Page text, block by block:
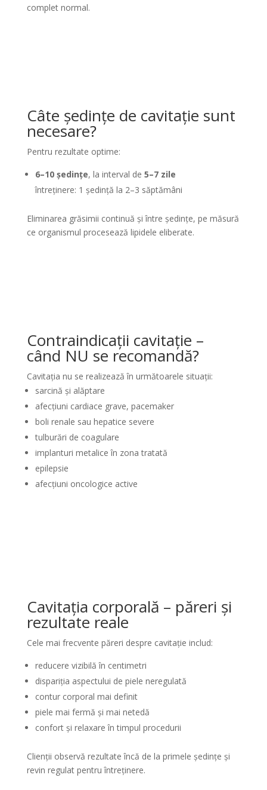
complet normal.
Câte ședințe de cavitație sunt
necesare?
Pentru rezultate optime:
6–10 ședințe, la interval de 5–7 zile
întreținere: 1 ședință la 2–3 săptămâni
Eliminarea grăsimii continuă și între ședințe, pe măsură
ce organismul procesează lipidele eliberate.
Contraindicații cavitație –
când NU se recomandă?
Cavitația nu se realizează în următoarele situații:
sarcină și alăptare
afecțiuni cardiace grave, pacemaker
boli renale sau hepatice severe
tulburări de coagulare
implanturi metalice în zona tratată
epilepsie
afecțiuni oncologice active
Cavitația corporală – păreri și
rezultate reale
Cele mai frecvente păreri despre cavitație includ:
reducere vizibilă în centimetri
dispariția aspectului de piele neregulată
contur corporal mai definit
piele mai fermă și mai netedă
confort și relaxare în timpul procedurii
Clienții observă rezultate încă de la primele ședințe și
revin regulat pentru întreținere.